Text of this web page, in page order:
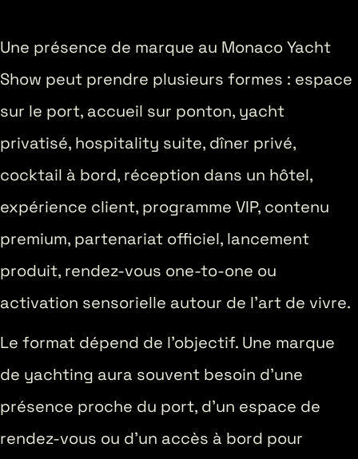
Une présence de marque au Monaco Yacht
Show peut prendre plusieurs formes : espace
sur le port, accueil sur ponton, yacht
privatisé, hospitality suite, dîner privé,
cocktail à bord, réception dans un hôtel,
expérience client, programme VIP, contenu
premium, partenariat officiel, lancement
produit, rendez-vous one-to-one ou
activation sensorielle autour de l’art de vivre.
Le format dépend de l’objectif. Une marque
de yachting aura souvent besoin d’une
présence proche du port, d’un espace de
rendez-vous ou d’un accès à bord pour